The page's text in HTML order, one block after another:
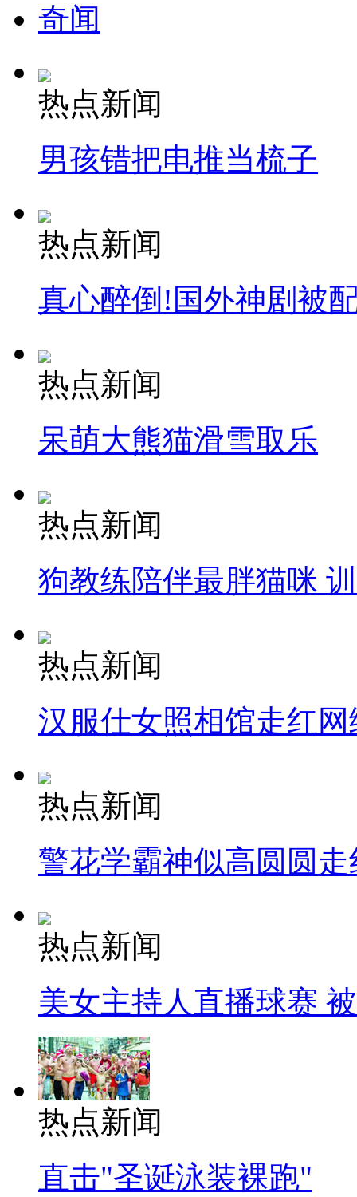
纽约上演“枕头大战”
奇闻
热点新闻
男孩错把电推当梳子
热点新闻
真心醉倒!国外神剧被
热点新闻
呆萌大熊猫滑雪取乐
热点新闻
狗教练陪伴最胖猫咪
热点新闻
汉服仕女照相馆走红网
热点新闻
警花学霸神似高圆圆走
热点新闻
美女主持人直播球赛
热点新闻
直击"圣诞泳装裸跑"